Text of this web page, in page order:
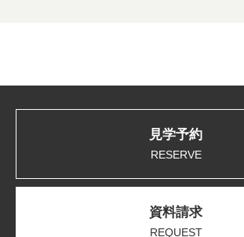
見学予約
RESERVE
資料請求
REQUEST